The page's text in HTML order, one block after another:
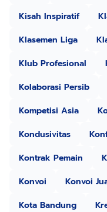
Kisah Inspiratif
Klasemen Liga
Klub Profesional
Kolaborasi Persib
Kompetisi Asia
Kondusivitas
Kontrak Pemain
Konvoi
Konvoi
Kota Bandung